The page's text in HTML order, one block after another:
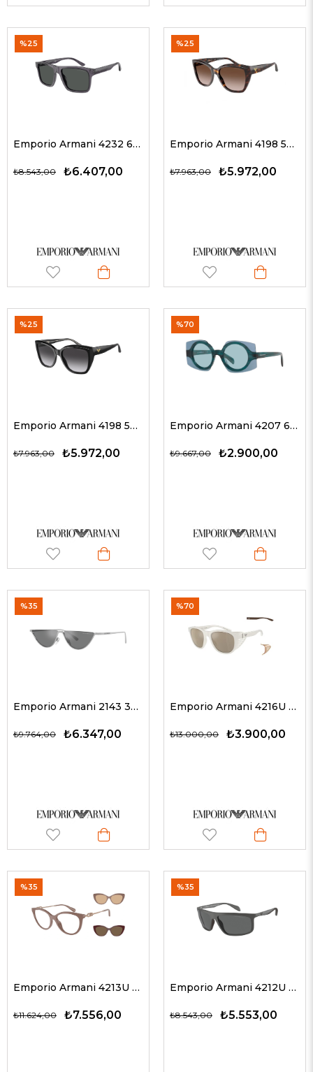
Emporio Armani 4232 610687 57 G Erkek Güneş Gözlükleri
₺6.407,00
₺8.543,00
%25
Emporio Armani 4198 502613 55 G Kadın Güneş Gözlükleri
₺5.972,00
₺7.963,00
%25
Emporio Armani 4198 50178G 55 G Kadın Güneş Gözlükleri
₺5.972,00
₺7.963,00
%25
Emporio Armani 4207 603180 46 Kadın Güneş Gözlükleri
₺2.900,00
₺9.667,00
%70
Emporio Armani 2143 30156G 57 G Kadın Güneş Gözlükleri
₺6.347,00
₺9.764,00
%35
Emporio Armani 4216U 53445A 56 G Unisex Güneş Gözlükleri
₺3.900,00
₺13.000,00
%70
Emporio Armani 4213U 51461W 53 G Kadın Güneş Gözlükleri
₺7.556,00
₺11.624,00
%35
Emporio Armani 4212U 512687 64 G Erkek Güneş Gözlükleri
₺5.553,00
₺8.543,00
%35